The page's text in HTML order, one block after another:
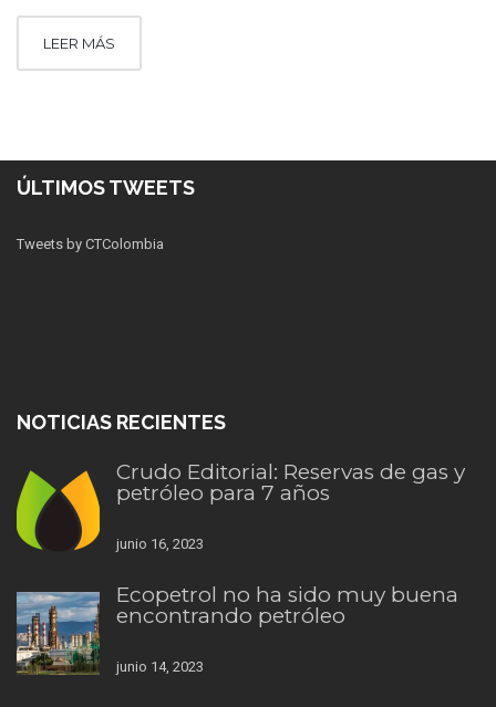
LEER MÁS
ÚLTIMOS TWEETS
Tweets by CTColombia
NOTICIAS RECIENTES
Crudo Editorial: Reservas de gas y
petróleo para 7 años
junio 16, 2023
Ecopetrol no ha sido muy buena
encontrando petróleo
junio 14, 2023